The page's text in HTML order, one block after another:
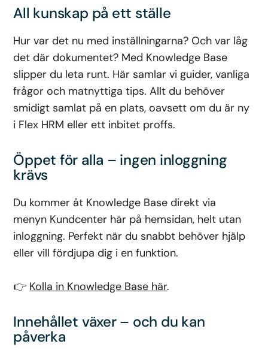
All kunskap på ett ställe
Hur var det nu med inställningarna? Och var låg
det där dokumentet? Med Knowledge Base
slipper du leta runt. Här samlar vi guider, vanliga
frågor och matnyttiga tips. Allt du behöver
smidigt samlat på en plats, oavsett om du är ny
i Flex HRM eller ett inbitet proffs.
Öppet för alla – ingen inloggning
krävs
Du kommer åt Knowledge Base direkt via
menyn Kundcenter här på hemsidan, helt utan
inloggning. Perfekt när du snabbt behöver hjälp
eller vill fördjupa dig i en funktion.
👉 Kolla in Knowledge Base här.
Innehållet växer – och du kan
påverka